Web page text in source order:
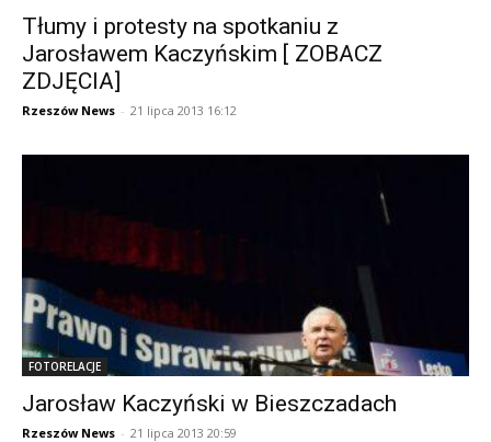
Tłumy i protesty na spotkaniu z
Jarosławem Kaczyńskim [ ZOBACZ
ZDJĘCIA]
Rzeszów News - 21 lipca 2013 16:12
FOTORELACJE
Jarosław Kaczyński w Bieszczadach
Rzeszów News - 21 lipca 2013 20:59